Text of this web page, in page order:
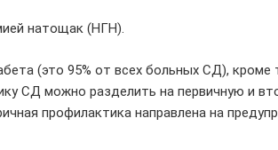
натощак (НГН).
(это 95% от всех больных СД), кроме
СД можно разделить на первичную и
профилактика направлена на